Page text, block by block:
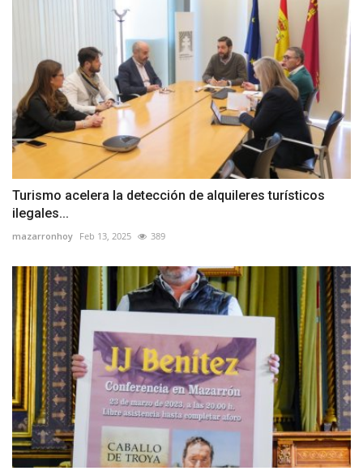
Turismo acelera la detección de alquileres turísticos
ilegales...
mazarronhoy Feb 13, 2025 389